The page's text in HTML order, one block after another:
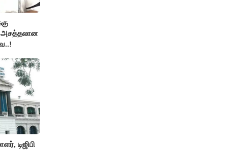
அசத்தலான
டிஜிபி